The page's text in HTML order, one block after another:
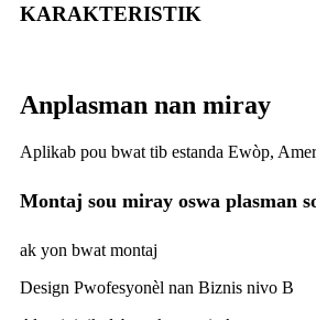
KARAKTERISTIK
Anplasman nan miray
Aplikab pou bwat tib estanda Ewòp,
Montaj sou miray oswa plasman
ak yon bwat montaj
Design Pwofesyonèl nan Biznis nivo B